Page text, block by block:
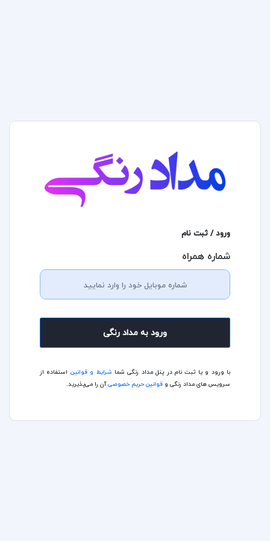
ورود / ثبت نام
شماره همراه
ورود به مداد رنگی
با ورود و یا ثبت نام در پنل مداد رنگی شما شرایط و قوانین استفاده از
سرویس های مداد رنگی و قوانین حریم خصوصیآن را می‌پذیرید.